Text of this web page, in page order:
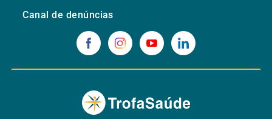
Canal de denúncias